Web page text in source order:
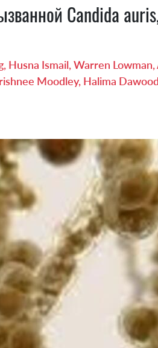
Candida
Husna Ismail, Warren
Moodley, Halima